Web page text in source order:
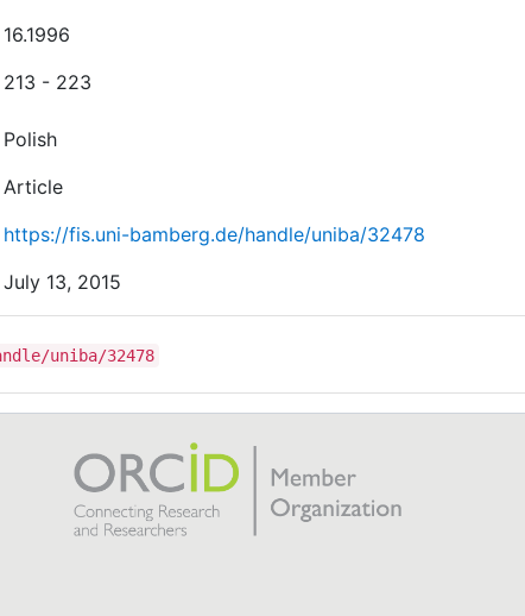
16.1996
213 - 223
Polish
Article
https://fis.uni-bamberg.de/handle/uniba/32478
July 13, 2015
uniba/32478